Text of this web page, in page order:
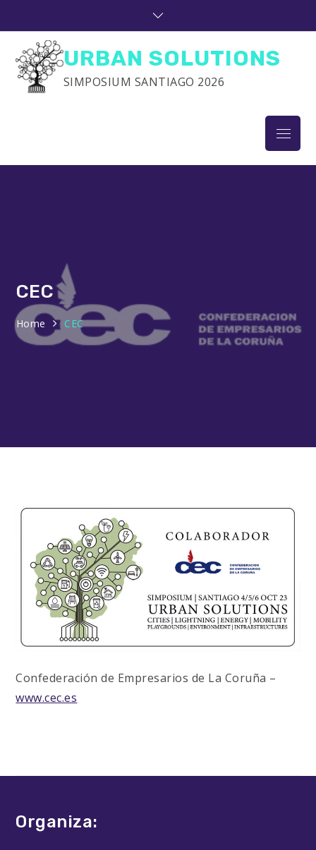
content
URBAN SOLUTIONS
SIMPOSIUM SANTIAGO 2026
Menu
CEC
Home CEC
Confederación de Empresarios de La Coruña –
www.cec.es
Organiza: